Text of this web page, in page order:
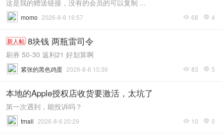
这是我的赠送链接，没有的会员的可以复制 ...
 68  4
momo 2026-8-6 16:57
新人帖 8块钱 两瓶雷司令
刷券 50-30 返利21 好划算啊
 83  5
紧张的黑色鸡蛋 2026-8-6 15:36
本地的Apple授权店收货要激活，太坑了
第一次遇到，能投诉吗？
 10  0
tmall 2026-8-6 20:29